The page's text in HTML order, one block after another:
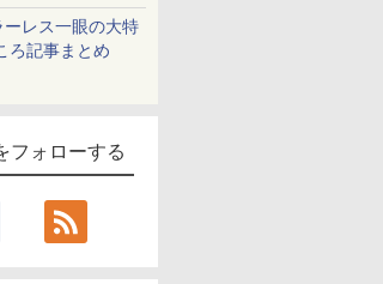
ーレス一眼の大特
ろ記事まとめ
フォローする